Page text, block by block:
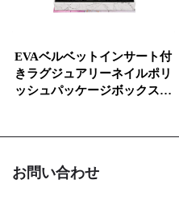
EVAベルベットインサート付
きラグジュアリーネイルポリ
ッシュパッケージボックス、
ロゴ入り
お問い合わせ